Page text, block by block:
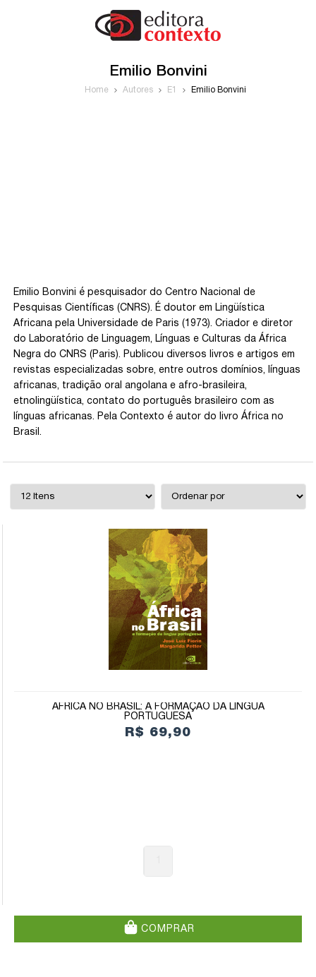
Emilio Bonvini
Home Autores E1 Emilio Bonvini
Emilio Bonvini é pesquisador do Centro Nacional de
Pesquisas Científicas (CNRS). É doutor em Lingüística
Africana pela Universidade de Paris (1973). Criador e diretor
do Laboratório de Linguagem, Línguas e Culturas da África
Negra do CNRS (Paris). Publicou diversos livros e artigos em
revistas especializadas sobre, entre outros domínios, línguas
africanas, tradição oral angolana e afro-brasileira,
etnolingüística, contato do português brasileiro com as
línguas africanas. Pela Contexto é autor do livro África no
Brasil.
ÁFRICA NO BRASIL: A FORMAÇÃO DA LÍNGUA
PORTUGUESA
R$ 69,90
COMPRAR